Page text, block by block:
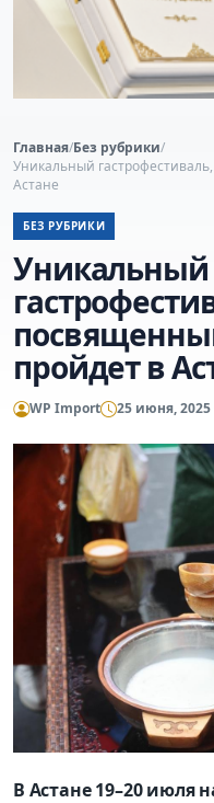
Главная/Без рубрики/
Уникальный
Астане
БЕЗ РУБРИКИ
Уникальный
пройдет в
WP Import 25 июня, 2025
В Астане 19–20 июля